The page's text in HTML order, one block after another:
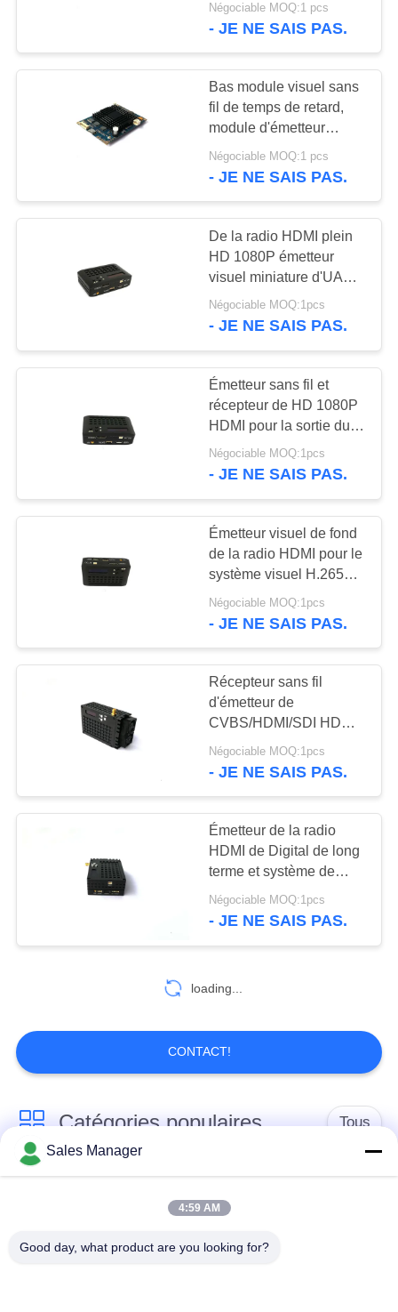
POLITIQUE
CONFIDENTIALITÉ
Négociable MOQ:1 pcs
- JE NE SAIS PAS.
Bas module visuel sans
fil de temps de retard,
module d'émetteur
visuel des 2 Manche rf
Négociable MOQ:1 pcs
- JE NE SAIS PAS.
De la radio HDMI plein
HD 1080P émetteur
visuel miniature d'UAV
de l'émetteur H.265
Négociable MOQ:1pcs
- JE NE SAIS PAS.
Émetteur sans fil et
récepteur de HD 1080P
HDMI pour la sortie du
projecteur 200MW
Négociable MOQ:1pcs
- JE NE SAIS PAS.
Émetteur visuel de fond
de la radio HDMI pour le
système visuel H.265
d'UAV
Négociable MOQ:1pcs
- JE NE SAIS PAS.
Récepteur sans fil
d'émetteur de
CVBS/HDMI/SDI HDMI,
émetteur de 1080P
HDMI Wifi
Négociable MOQ:1pcs
- JE NE SAIS PAS.
Émetteur de la radio
HDMI de Digital de long
terme et système de
récepteur pour le
système de bourdon
Négociable MOQ:1pcs
- JE NE SAIS PAS.
loading...
CONTACT!
Catégories populaires Tous
Émetteur de vidéo de
Émetteur visuel sans
fil de COFDM
émetteur de radio de
Sales Manager
4:59 AM
Good day, what product are you looking for?